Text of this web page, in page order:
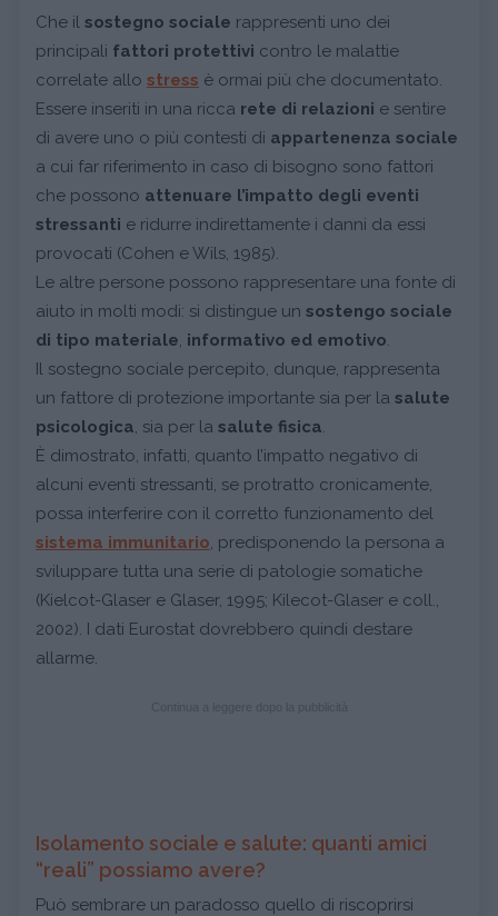
Che il sostegno sociale rappresenti uno dei
principali fattori protettivi contro le malattie
correlate allo stress è ormai più che documentato.
Essere inseriti in una ricca rete di relazioni e sentire
di avere uno o più contesti di appartenenza sociale
a cui far riferimento in caso di bisogno sono fattori
che possono attenuare l’impatto degli eventi
stressanti e ridurre indirettamente i danni da essi
provocati (Cohen e Wils, 1985).
Le altre persone possono rappresentare una fonte di
aiuto in molti modi: si distingue un sostengo sociale
di tipo materiale informativo ed emotivo
Il sostegno sociale percepito, dunque, rappresenta
un fattore di protezione importante sia per la salute
psicologica , sia per la salute fisica
È dimostrato, infatti, quanto l’impatto negativo di
alcuni eventi stressanti, se protratto cronicamente,
possa interferire con il corretto funzionamento del
sistema immunitario , predisponendo la persona a
sviluppare tutta una serie di patologie somatiche
(Kielcot-Glaser e Glaser, 1995; Kilecot-Glaser e coll.,
2002). I dati Eurostat dovrebbero quindi destare
allarme.
Isolamento sociale e salute: quanti amici
“reali” possiamo avere?
Può sembrare un paradosso quello di riscoprirsi